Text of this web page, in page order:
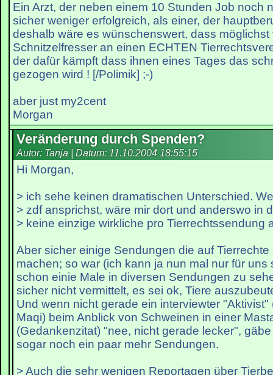
Ein Arzt, der neben einem 10 Stunden Job noch
sicher weniger erfolgreich, als einer, der
deshalb wäre es wünschenswert, dass möglichst
Schnitzelfresser an einen ECHTEN
der dafür kämpft dass ihnen eines Tages das
gezogen wird ! [/Polimik] ;-)
aber just my2cent
Morgan
Veränderung durch Spenden?
Autor: Tanja | Datum: 11.10.2004 18:55:15
Hi Morgan,
> ich sehe keinen dramatischen Unterschied.
> zdf ansprichst, wäre mir dort und anderswo in
> keine einzige wirkliche pro Tierrechtssendung
Aber sicher einige Sendungen die auf
machen; so war (ich kann ja nun mal nur für uns
schon einie Male in diversen Sendungen zu
sicher nicht vermittelt, es sei ok, Tiere
Und wenn nicht gerade ein interviewter "Aktivist"
Maqi) beim Anblick von Schweinen in einer
(Gedankenzitat) "nee, nicht gerade lecker",
sogar noch ein paar mehr Sendungen.
> Auch die sehr wenigen Reportagen über